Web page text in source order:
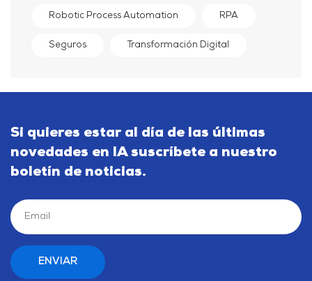
Robotic Process Automation RPA
Seguros Transformación Digital
Si quieres estar al día de las últimas
novedades en IA suscríbete a nuestro
boletín de noticias.